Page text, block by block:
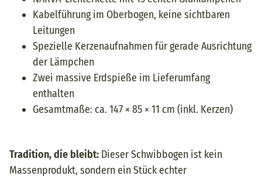
Kabelführung im Oberbogen, keine sichtbaren
Leitungen
Spezielle Kerzenaufnahmen für gerade Ausrichtung
der Lämpchen
Zwei massive Erdspieße im Lieferumfang
enthalten
Gesamtmaße: ca. 147 × 85 × 11 cm (inkl. Kerzen)
Tradition, die bleibt: Dieser Schwibbogen ist kein
Massenprodukt, sondern ein Stück echter